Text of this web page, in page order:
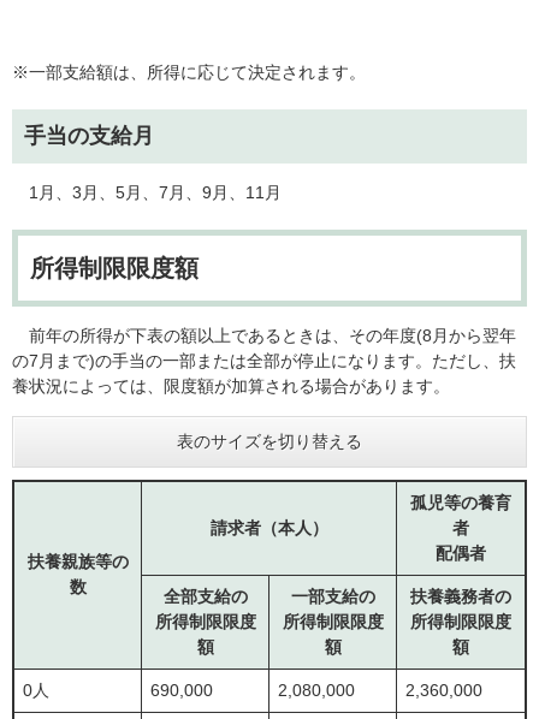
※一部支給額は、所得に応じて決定されます。
手当の支給月​
1月、3月、5月、7月、9月、11月
所得制限限度額
前年の所得が下表の額以上であるときは、その年度(8月から翌年
の7月まで)の手当の一部または全部が停止になります。ただし、扶
養状況によっては、限度額が加算される場合があります。
表のサイズを切り替える
扶養親族等の
数
請求者（本人）
孤児等の養育
者
配偶者
全部支給の
所得制限限度
額
一部支給の
所得制限限度
額
扶養義務者の
所得制限限度
額
0人 690,000 2,080,000 2,360,000